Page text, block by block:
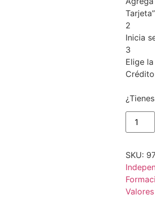
2
Inicia
3
Elige
La
fuerza
del
Simón
SKU: